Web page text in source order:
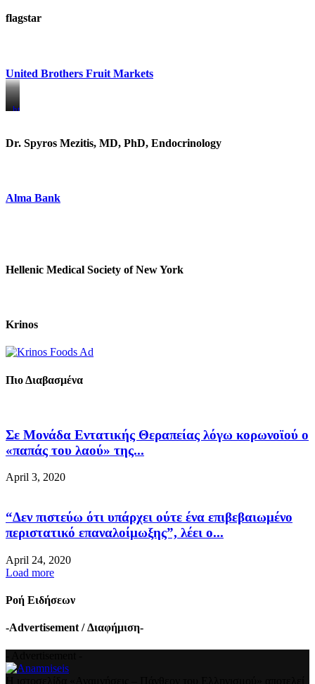
flagstar
United Brothers Fruit Markets
https://www.unitedbrothersfruitmarkets.com/
https://www.unitedbrothersfruitmarkets.com/
Dr. Spyros Mezitis, MD, PhD, Endocrinology
Alma Bank
Hellenic Medical Society of New York
Krinos
Πιο Διαβασμένα
Σε Μονάδα Εντατικής Θεραπείας λόγω κορωνοϊού ο
«παπάς του λαού» της...
April 3, 2020
“Δεν πιστεύω ότι υπάρχει ούτε ένα επιβεβαιωμένο
περιστατικό επαναλοίμωξης”, λέει ο...
April 24, 2020
Load more
Ροή Ειδήσεων
-Advertisement / Διαφήμιση-